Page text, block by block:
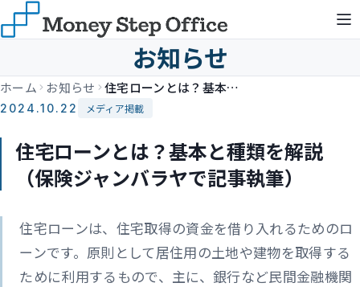
お知らせ
ホーム お知らせ 住宅ローンとは？基本と種類を解説（保険ジャンバラヤで記事執筆）
2024.10.22 メディア掲載
住宅ローンとは？基本と種類を解説
（保険ジャンバラヤで記事執筆）
住宅ローンは、住宅取得の資金を借り入れるためのロ
ーンです。原則として居住用の土地や建物を取得する
ために利用するもので、主に、銀行など民間金融機関